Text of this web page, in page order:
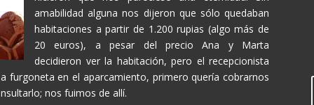
amabilidad alguna nos dijeron que sólo quedaban
habitaciones a partir de 1.200 rupias (algo más de
20 euros), a pesar del precio Ana y Marta
decidieron ver la habitación, pero el recepcionista
furgoneta en el aparcamiento, primero quería cobrarnos
nos fuimos de allí.